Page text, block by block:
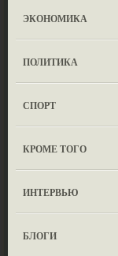
ЭКОНОМИКА
ПОЛИТИКА
СПОРТ
КРОМЕ ТОГО
ИНТЕРВЬЮ
БЛОГИ